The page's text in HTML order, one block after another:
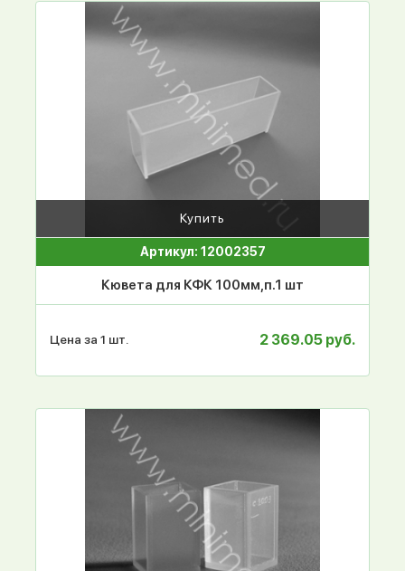
Купить
Артикул: 12002357
Кювета для КФК 100мм,п.1 шт
Цена за 1 шт. 2 369.05 руб.